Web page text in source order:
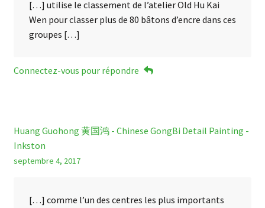
[…] utilise le classement de l’atelier Old Hu Kai
Wen pour classer plus de 80 bâtons d’encre dans ces
groupes […]
Connectez-vous pour répondre
Huang Guohong 黄国鸿 - Chinese GongBi Detail Painting -
Inkston
septembre 4, 2017
[…] comme l’un des centres les plus importants